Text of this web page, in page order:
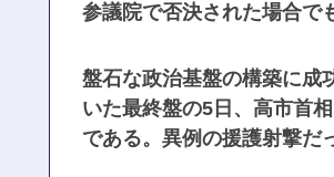
参議院で否決された場合で
盤石な政治基盤の構築に成
いた最終盤の5日、高市首
である。異例の援護射撃だ